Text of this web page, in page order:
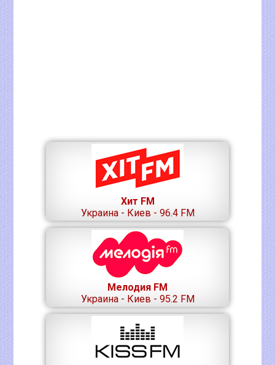
Хит FM
Украина - Киев - 96.4 FM
Мелодия FM
Украина - Киев - 95.2 FM